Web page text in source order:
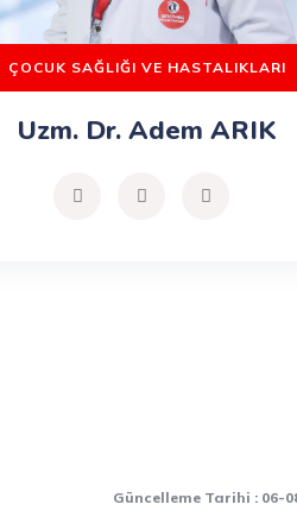
ÇOCUK SAĞLIĞI VE HASTALIKLARI
Uzm. Dr. Adem ARIK
Güncelleme Tarihi : 06-